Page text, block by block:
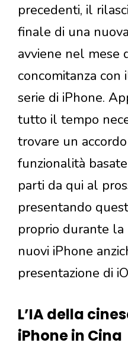
precedenti, il
finale di una
avviene nel mese
concomitanza
serie di iPhone.
tutto il tempo
trovare un
funzionalità
parti da qui al
presentando
proprio durante la
nuovi iPhone
presentazione di
L’IA della
iPhone in Cina